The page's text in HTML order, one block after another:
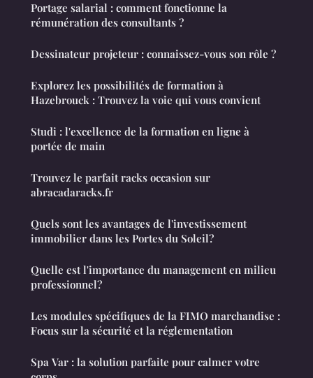
Portage salarial : comment fonctionne la
rémunération des consultants ?
Dessinateur projeteur : connaissez-vous son rôle ?
Explorez les possibilités de formation à
Hazebrouck : Trouvez la voie qui vous convient
Studi : l'excellence de la formation en ligne à
portée de main
Trouvez le parfait racks occasion sur
abracadaracks.fr
Quels sont les avantages de l'investissement
immobilier dans les Portes du Soleil?
Quelle est l'importance du management en milieu
professionnel?
Les modules spécifiques de la FIMO marchandise :
Focus sur la sécurité et la réglementation
Spa Var : la solution parfaite pour calmer votre